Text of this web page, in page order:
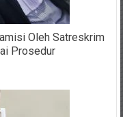
Oleh Satreskrim
Prosedur